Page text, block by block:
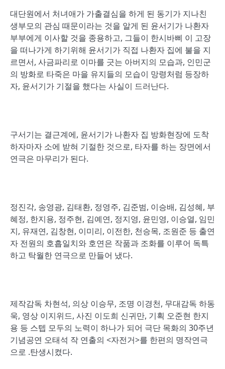
대단원에서 처녀애가 가출결심을 하게 된 동기가 지나친
생부모의 관심 때문이라는 것을 알게 된 윤서기가 나환자
부부에게 이사할 것을 종용하고, 그들이 한시바삐 이 고장
을 떠나가게 하기위해 윤서기가 직접 나환자 집에 불을 지
르면서, 사금파리로 이마를 긋는 아버지의 모습과, 인민군
의 방화로 타죽은 마을 유지들의 모습이 망령처럼 등장하
자, 윤서기가 기절을 했다는 사실이 드러난다.
구서기는 결근계에, 윤서기가 나환자 집 방화현장에 도착
하자마자 소에 받혀 기절한 것으로, 타자를 하는 장면에서
연극은 마무리가 된다.
정진각, 송영광, 김태환, 정영주, 김준범, 이승배, 김성혜, 부
혜정, 한지용, 정주현, 김예연, 정지영, 윤민영, 이승열, 임민
지, 유재연, 김창현, 이미리, 이전한, 천승목, 조원준 등 출연
자 전원의 호흡일치와 호연은 작품과 조화를 이루어 독특
하고 탁월한 연극으로 만들어 냈다.
제작감독 차현석, 의상 이승무, 조명 이경천, 무대감독 하동
욱, 영상 이지위드, 사진 이도희 신귀만, 기획 오준현 한지
용 등 스텝 모두의 노력이 하나가 되어 극단 목화의 30주년
기념공연 오태석 작 연출의 <자전거>를 한편의 명작연극
으로 .탄생시켰다.